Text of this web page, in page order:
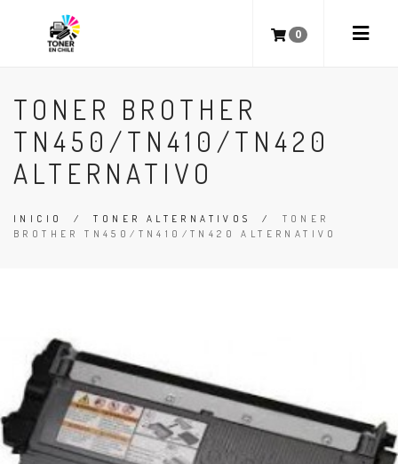
0
TONER BROTHER
TN450/TN410/TN420
ALTERNATIVO
INICIO /TONER ALTERNATIVOS / TONER
BROTHER TN450/TN410/TN420 ALTERNATIVO